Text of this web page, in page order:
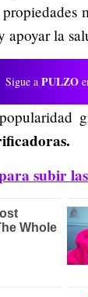
la
Sigue a PULZO
subir